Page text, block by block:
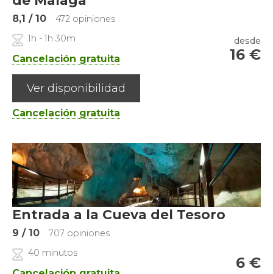
8,1 / 10
472 opiniones
1h - 1h 30m
Cancelación gratuita
desde
16 €
Ver disponibilidad
Cancelación gratuita
Entrada a la Cueva del Tesoro
9 / 10
707 opiniones
40 minutos
6 €